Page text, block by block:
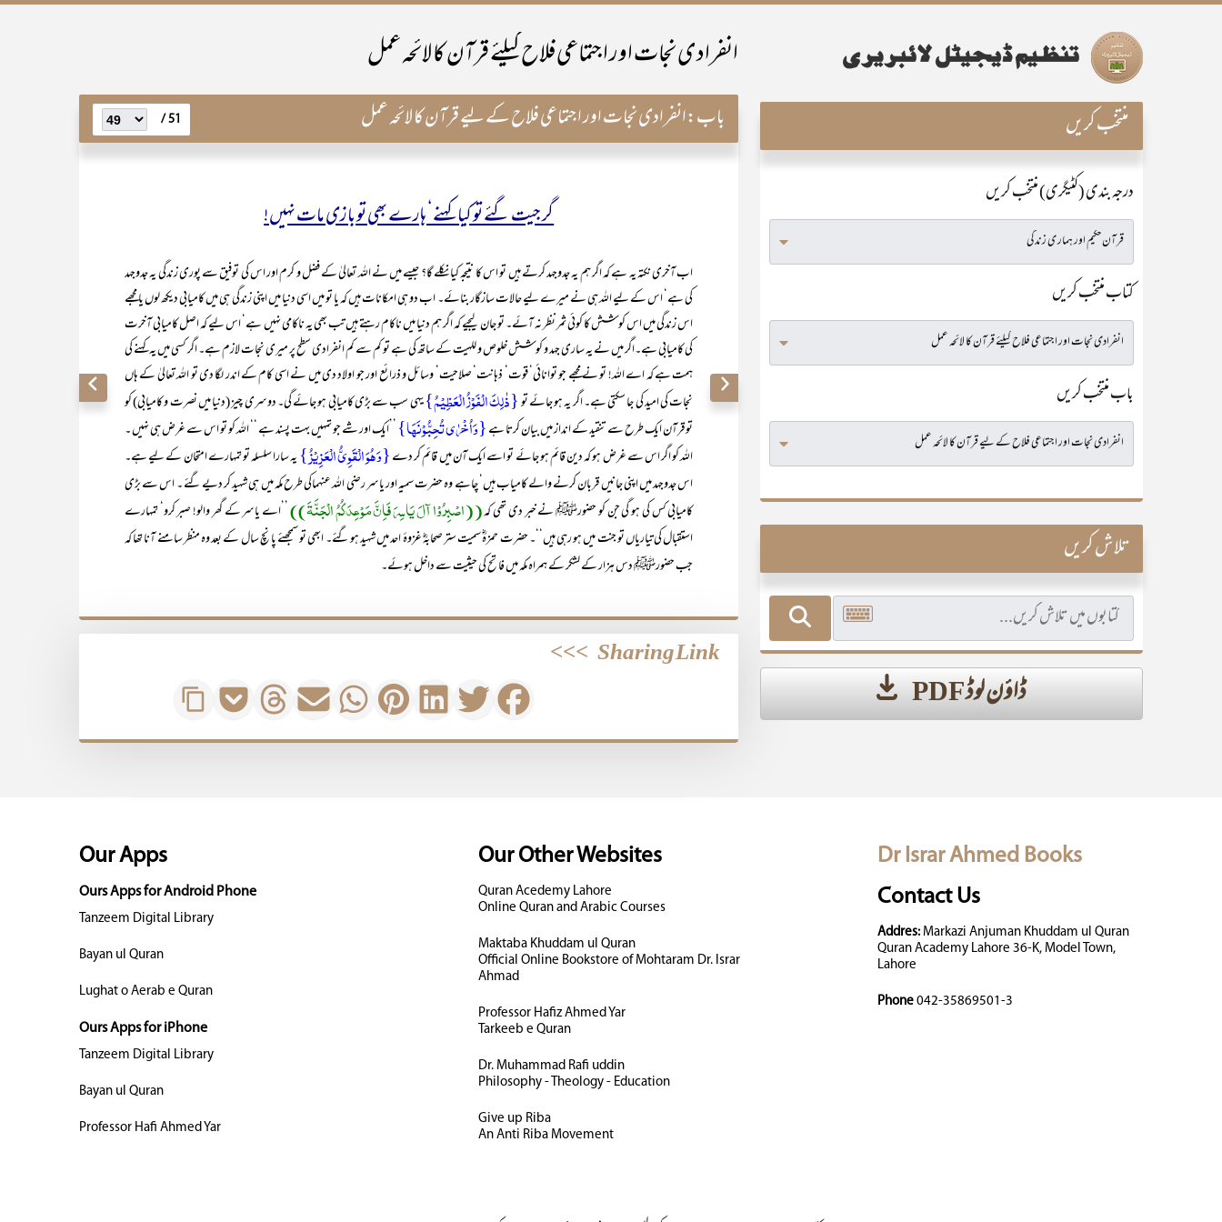
انفرادی نجات اور اجتماعی فلاح کیلئے قرآن کا لائحہ عمل
باب:انفرادی نجات اور اجتماعی فلاح کے لیے قرآن کا لائحہ عمل 51 /
گر جیت گئے تو کیا کہنے‘ ہارے بھی تو بازی مات نہیں!
اب آخری نکتہ یہ ہے کہ اگر ہم یہ جدوجہد کرتے ہیں تو اس کا نتیجہ کیا نکلے گا؟ جیسے میں نے اللہ تعالیٰ کے فضل و کرم اور اس کی توفیق سے پوری زندگی یہ جدوجہد
کی ہے‘ اس کے لیے اللہ ہی نے میرے لیے حالات سازگار بنائے۔ اب دو ہی امکانات ہیں کہ یا تو میں اسی دنیا میں اپنی زندگی ہی میں کامیابی دیکھ لوں یا مجھے
اس زندگی میں اس کوشش کا کوئی ثمر نظر نہ آئے۔ تو جان لیجیے کہ اگر ہم دنیا میں ناکام رہتے ہیں تب بھی یہ ناکامی نہیں ہے‘ اس لیے کہ اصل کامیابی آخرت
کی کامیابی ہے۔اگر میں نے یہ ساری جہد و کوشش خلوص و للہیت کے ساتھ کی ہے تو کم سے کم انفرادی سطح پر میری نجات لازم ہے۔ اگر کسی میں یہ کہنے کی
ہمت ہے کہ اے اللہ! تو نے مجھے جو توانائی‘ قوت‘ ذہانت‘ صلاحیت‘ وسائل و ذرائع اور جو اولاد دی میں نے اسی کام کے اندر لگا دی تو اللہ تعالیٰ کے ہاں
نجات کی امید کی جا سکتی ہے۔ اگر یہ ہو جائے تو{ذٰلِکَ الْفَوْزُ الْعَظِیْمُ}یہی سب سے بڑی کامیابی ہو جائے گی۔ دوسری چیز (دنیا میں نصرت و کامیابی) کو
تو قرآن ایک طرح سے تنقید کے انداز میں بیان کرتا ہے{وَاُخْرٰی تُحِبُّوْنَھَا} ’’ایک اور شے جو تمہیں بہت پسند ہے ‘‘ اللہ کو تو اس سے غرض ہی نہیں ۔
اللہ کو اگر اس سے غرض ہو کہ دین قائم ہو جائے تو اسے ایک آن میں قائم کر دے{وَھُوَ الْقَوِیُّ الْعَزِیْزُ}یہ سارا سلسلہ تو تمہارے امتحان کے لیے ہے۔
اس جدوجہد میں اپنی جانیں قربان کرنے والے کامیاب ہیں‘ چاہے وہ حضرت سمیہ اور یاسر رضی اللہ عنہماکی طرح مکہ میں ہی شہید کر دیے گئے ۔ اس سے بڑی
کامیابی کس کی ہو گی جن کو حضورﷺ نے خبر دی تھی کہ((اصْبِرُوْا آلَ یَاسِرَ فَاِنَّ مَوْعِدَکُمُ الْجَنَّۃَ)) ’’اے یاسر کے گھر والو! صبر کرو‘ تمہارے
استقبال کی تیاریاں تو جنت میں ہو رہی ہیں‘‘۔ حضرت حمزہؓ سمیت ستر صحابہؓ غزوۂ احد میں شہید ہو گئے۔ ابھی تو سمجھئے پانچ سال کے بعد وہ منظر سامنے آنا تھا کہ
جب حضورﷺ دس ہزار کے لشکر کے ہمراہ مکہ میں فاتح کی حیثیت سے داخل ہوئے۔
Sharing Link
>>>
منتخب کریں
درجہ بندی (کٹیگری) منتخب کریں
کتاب منتخب کریں
باب منتخب کریں
تلاش کریں
ڈاؤن لوڈ PDF
Dr Israr Ahmed Books
Contact Us
Addres:Markazi Anjuman Khuddam ul Quran
Quran Academy Lahore 36-K, Model Town,
Lahore
Phone 042-35869501-3
Our Other Websites
Quran Acedemy Lahore
Online Quran and Arabic Courses
Maktaba Khuddam ul Quran
Official Online Bookstore of Mohtaram Dr. Israr
Ahmad
Professor Hafiz Ahmed Yar
Tarkeeb e Quran
Dr. Muhammad Rafi uddin
Philosophy - Theology - Education
Give up Riba
An Anti Riba Movement
Our Apps
Ours Apps for Android Phone
Tanzeem Digital Library
Bayan ul Quran
Lughat o Aerab e Quran
Ours Apps for iPhone
Tanzeem Digital Library
Bayan ul Quran
Professor Hafi Ahmed Yar